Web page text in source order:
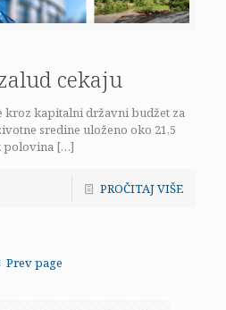
cekaju
kroz kapitalni državni budžet za
sredine uloženo oko 21,5
polovina […]
PROČITAJ VIŠE
Prev page